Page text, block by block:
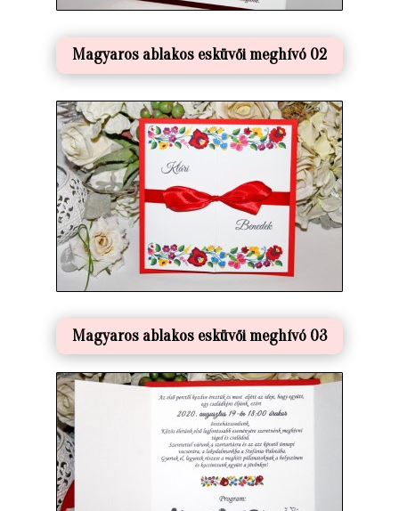
Magyaros ablakos esküvői meghívó 02
Magyaros ablakos esküvői meghívó 03